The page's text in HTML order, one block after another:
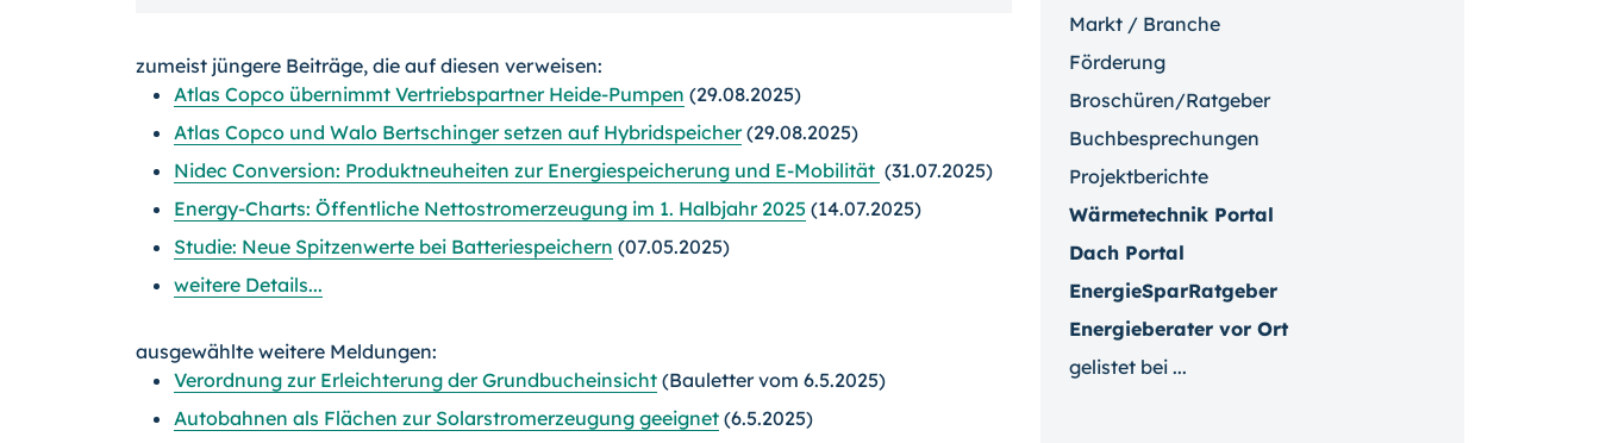
zumeist jüngere Beiträge, die auf diesen verweisen:
Atlas Copco übernimmt Vertriebspartner Heide-Pumpen (29.08.2025)
Atlas Copco und Walo Bertschinger setzen auf Hybridspeicher(29.08.2025)
Nidec Conversion: Produktneuheiten zur Energiespeicherung und E-Mobilität (31.07.2025)
Energy-Charts: Öffentliche Nettostromerzeugung im 1. Halbjahr 2025 (14.07.2025)
Studie: Neue Spitzenwerte bei Batteriespeichern (07.05.2025)
weitere Details...
ausgewählte weitere Meldungen:
Verordnung zur Erleichterung der Grundbucheinsicht (Bauletter vom 6.5.2025)
Autobahnen als Flächen zur Solarstromerzeugung geeignet (6.5.2025)
Markt / Branche
Förderung
Broschüren/Ratgeber
Buchbesprechungen
Projektberichte
Wärmetechnik Portal
Dach Portal
EnergieSparRatgeber
Energieberater vor Ort
gelistet bei ...